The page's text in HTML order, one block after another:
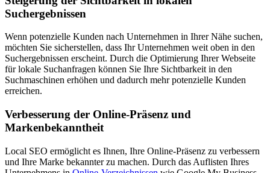
Suchergebnissen
Wenn potenzielle Kunden nach Unternehmen in Ihrer Nähe suchen,
möchten Sie sicherstellen, dass Ihr Unternehmen weit oben in den
Suchergebnissen erscheint. Durch die Optimierung Ihrer Webseite
für lokale Suchanfragen können Sie Ihre Sichtbarkeit in den
Suchmaschinen erhöhen und dadurch mehr potenzielle Kunden
erreichen.
Verbesserung der Online-Präsenz und
Markenbekanntheit
Local SEO ermöglicht es Ihnen, Ihre Online-Präsenz zu verbessern
und Ihre Marke bekannter zu machen. Durch das Auflisten Ihres